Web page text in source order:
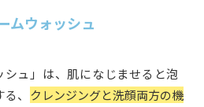
ムウォッシュ
シュ」は、肌になじませると泡
、 クレンジングと洗顔両方の機